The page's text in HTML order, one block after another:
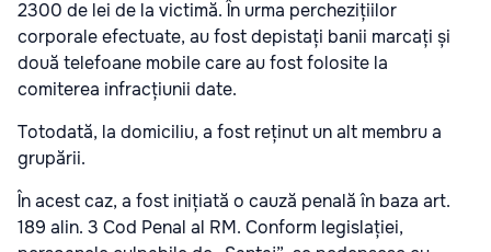
2300 de lei de la victimă. În urma perchezițiilor
corporale efectuate, au fost depistați banii marcați și
două telefoane mobile care au fost folosite la
comiterea infracțiunii date.
Totodată, la domiciliu, a fost reținut un alt membru a
grupării.
În acest caz, a fost inițiată o cauză penală în baza art.
189 alin. 3 Cod Penal al RM. Conform legislației,